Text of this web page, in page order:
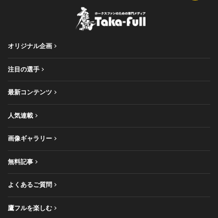
オリジナル企画
注目の選手
最新コンテンツ
人気連載
画像ギャラリー
無料記事
よくあるご質問
鷹フルを楽しむ